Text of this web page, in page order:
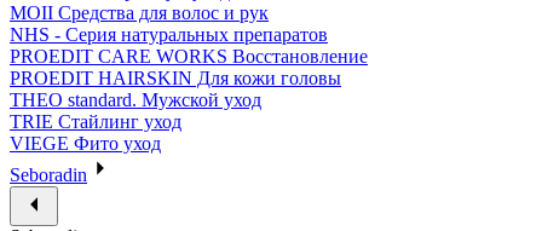
MOII Средства для волос и рук
NHS - Серия натуральных препаратов
PROEDIT CARE WORKS Восстановление
PROEDIT HAIRSKIN Для кожи головы
THEO standard. Мужской уход
TRIE Стайлинг уход
VIEGE Фито уход
Seboradin